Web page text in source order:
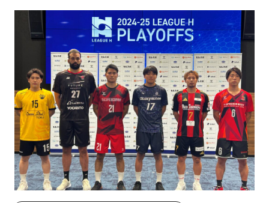
TEAM
SCHEDULE
TICKET
ホーム戦一覧
会場（座席・価格表）
チケット購入方法